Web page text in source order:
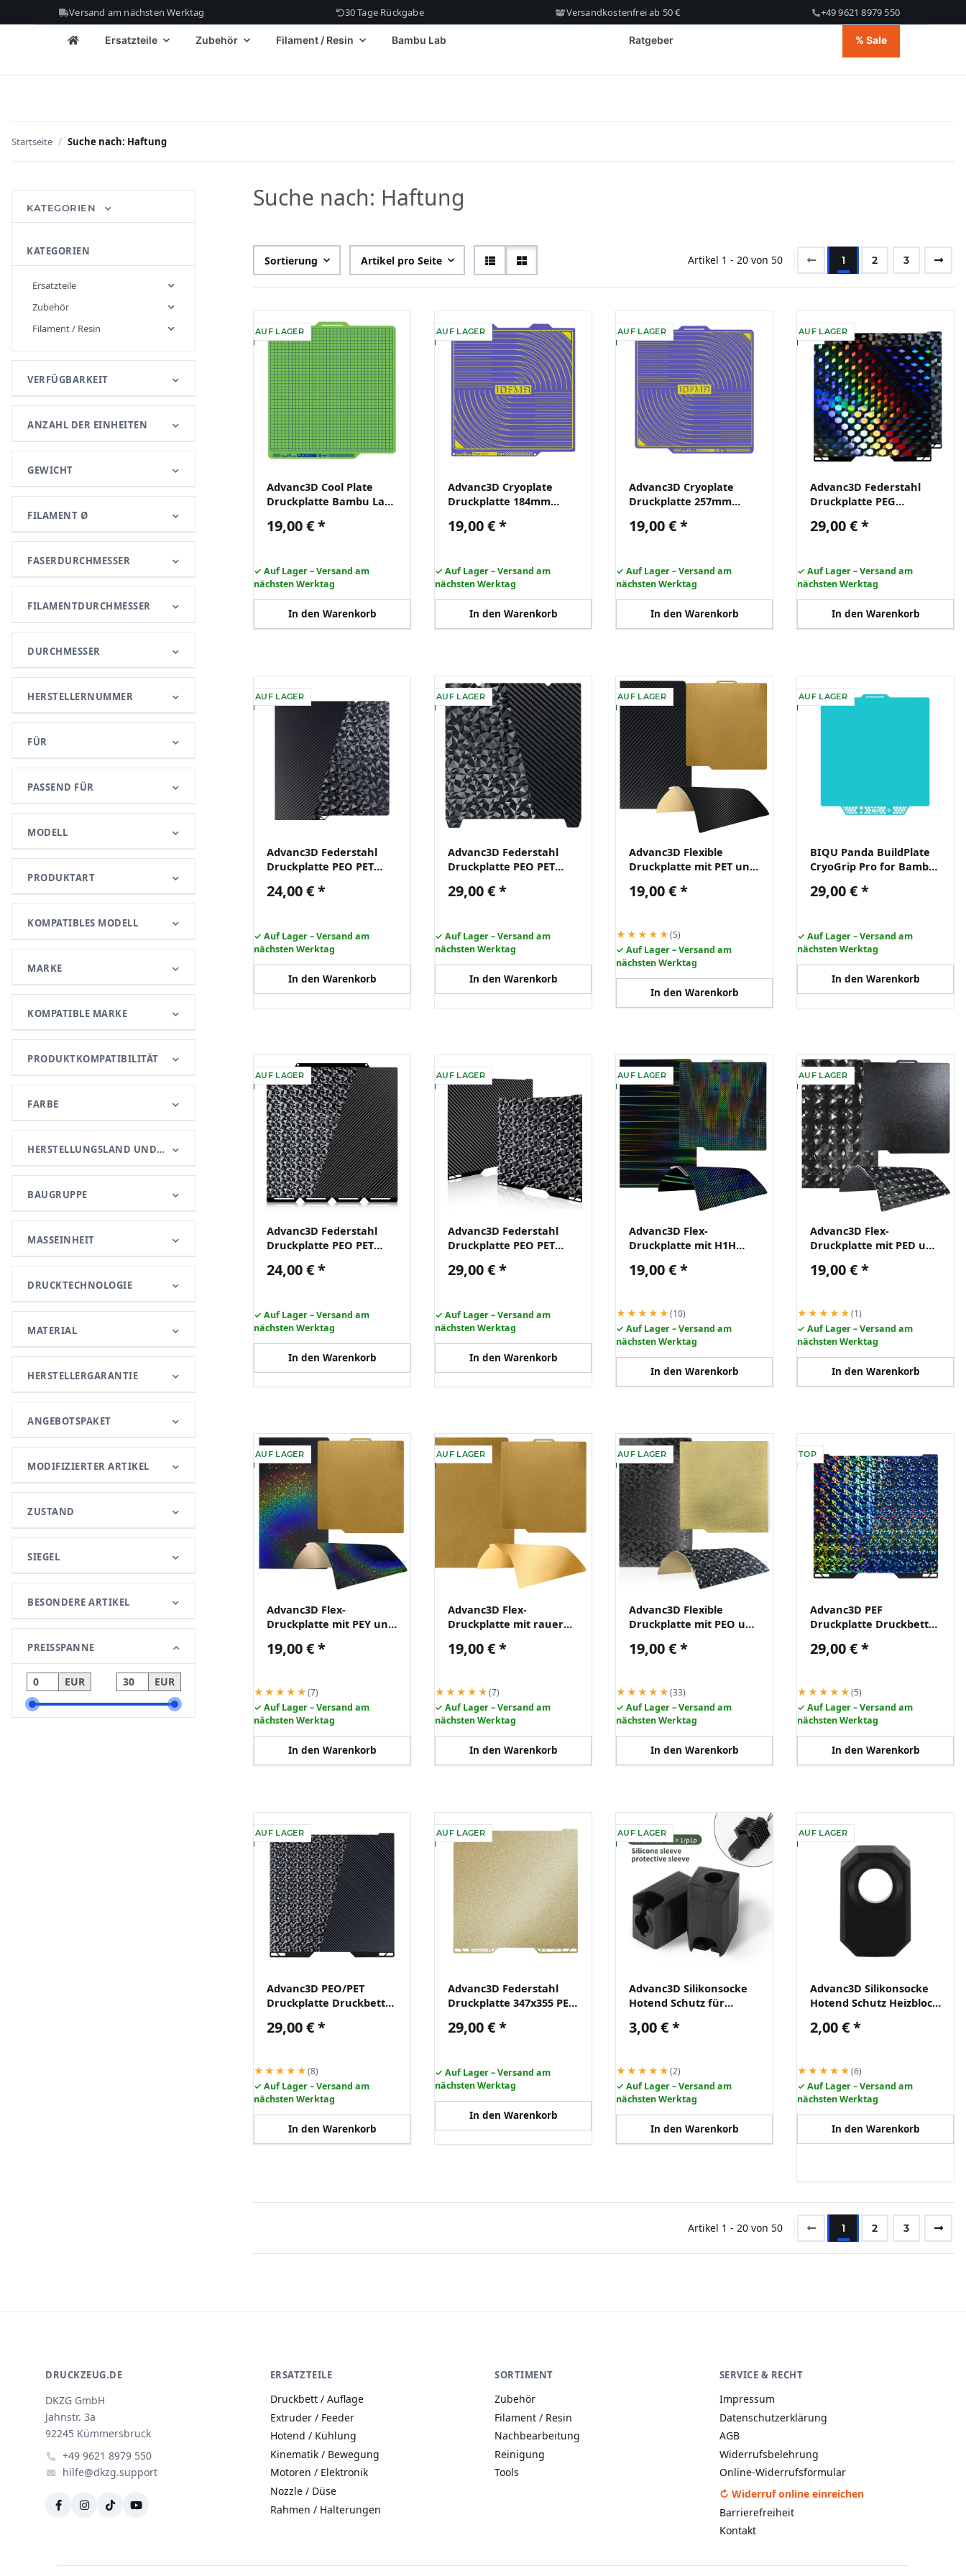
Versand am nächsten Werktag 30 Tage Rückgabe Versandkostenfrei ab 50 € +49 9621 8979 550
Ersatzteile Zubehör Filament / Resin Bambu Lab Ratgeber % Sale
Startseite Suche nach: Haftung
Suche nach: Haftung
Sortierung Artikel pro Seite Artikel 1 - 20 von 50 1 2 3
AUF LAGER
Advanc3D Cool Plate
Druckplatte Bambu Lab
3D Drucker
19,00 €*
✓ Auf Lager – Versand am
nächsten Werktag
In den Warenkorb
AUF LAGER
Advanc3D Cryoplate
Druckplatte 184mm
Drucker Federstahl
19,00 €*
✓ Auf Lager – Versand am
nächsten Werktag
In den Warenkorb
AUF LAGER
Advanc3D Cryoplate
Druckplatte 257mm
Drucker Federstahl
19,00 €*
✓ Auf Lager – Versand am
nächsten Werktag
In den Warenkorb
AUF LAGER
Advanc3D Federstahl
Druckplatte PEG
Bambu Lab H2D 3D
29,00 €*
✓ Auf Lager – Versand am
nächsten Werktag
In den Warenkorb
AUF LAGER
Advanc3D Federstahl
Druckplatte PEO PET
S1 3D Drucker
24,00 €*
✓ Auf Lager – Versand am
nächsten Werktag
In den Warenkorb
AUF LAGER
Advanc3D Federstahl
Druckplatte PEO PET
ohne Magnetbasis
29,00 €*
✓ Auf Lager – Versand am
nächsten Werktag
In den Warenkorb
AUF LAGER
Advanc3D Flexible
Druckplatte mit PET und
Lab X1 X1C P1P
19,00 €*
★★★★★(5)
✓ Auf Lager – Versand am
nächsten Werktag
In den Warenkorb
AUF LAGER
BIQU Panda BuildPlate
CryoGrip Pro for Bambu
29,00 €*
✓ Auf Lager – Versand am
nächsten Werktag
In den Warenkorb
AUF LAGER
Advanc3D Federstahl
Druckplatte PEO PET
U1 3D Drucker
24,00 €*
✓ Auf Lager – Versand am
nächsten Werktag
In den Warenkorb
AUF LAGER
Advanc3D Federstahl
Druckplatte PEO PET
Bambu Lab H2C
29,00 €*
✓ Auf Lager – Versand am
nächsten Werktag
In den Warenkorb
AUF LAGER
Advanc3D Flex-
Druckplatte mit H1H
A1 X1 X1C P1P
19,00 €*
★★★★★(10)
✓ Auf Lager – Versand am
nächsten Werktag
In den Warenkorb
AUF LAGER
Advanc3D Flex-
Druckplatte mit PED und
Lab X1 X1C P1P
19,00 €*
★★★★★(1)
✓ Auf Lager – Versand am
nächsten Werktag
In den Warenkorb
AUF LAGER
Advanc3D Flex-
Druckplatte mit PEY und
Lab X1 X1C P1P
19,00 €*
★★★★★(7)
✓ Auf Lager – Versand am
nächsten Werktag
In den Warenkorb
AUF LAGER
Advanc3D Flex-
Druckplatte mit rauer
Lab A1 X1 X1C P1P P1S
19,00 €*
★★★★★(7)
✓ Auf Lager – Versand am
nächsten Werktag
In den Warenkorb
AUF LAGER
Advanc3D Flexible
Druckplatte mit PEO und
Lab A1 X1 X1C P1P P1S
19,00 €*
★★★★★(33)
✓ Auf Lager – Versand am
nächsten Werktag
In den Warenkorb
TOP
Advanc3D PEF
Druckplatte Druckbett
für Bambu Lab H2D
29,00 €*
★★★★★(5)
✓ Auf Lager – Versand am
nächsten Werktag
In den Warenkorb
AUF LAGER
Advanc3D PEO/PET
Druckplatte Druckbett
(ür Bambu Lab H2D
29,00 €*
★★★★★(8)
✓ Auf Lager – Versand am
nächsten Werktag
In den Warenkorb
AUF LAGER
Advanc3D Federstahl
Druckplatte 347x355 PEI
Drucker
29,00 €*
✓ Auf Lager – Versand am
nächsten Werktag
In den Warenkorb
AUF LAGER
Advanc3D Silikonsocke
Hotend Schutz für
Nachbauten 3D Drucker
3,00 €*
★★★★★(2)
✓ Auf Lager – Versand am
nächsten Werktag
In den Warenkorb
AUF LAGER
Advanc3D Silikonsocke
Hotend Schutz Heizblock
3D Drucker
2,00 €*
★★★★★(6)
✓ Auf Lager – Versand am
nächsten Werktag
In den Warenkorb
Artikel 1 - 20 von 50 1 2 3
KATEGORIEN
KATEGORIEN
Ersatzteile
Zubehör
Filament / Resin
VERFÜGBARKEIT
ANZAHL DER EINHEITEN
GEWICHT
FILAMENT Ø
FASERDURCHMESSER
FILAMENTDURCHMESSER
DURCHMESSER
HERSTELLERNUMMER
FÜR
PASSEND FÜR
MODELL
PRODUKTART
KOMPATIBLES MODELL
MARKE
KOMPATIBLE MARKE
PRODUKTKOMPATIBILITÄT
FARBE
HERSTELLUNGSLAND UND -REGION
BAUGRUPPE
MASSEINHEIT
DRUCKTECHNOLOGIE
MATERIAL
HERSTELLERGARANTIE
ANGEBOTSPAKET
MODIFIZIERTER ARTIKEL
ZUSTAND
SIEGEL
BESONDERE ARTIKEL
PREISSPANNE
EUR EUR
DRUCKZEUG.DE
DKZG GmbH
Jahnstr. 3a
92245 Kümmersbruck
+49 9621 8979 550
hilfe@dkzg.support
ERSATZTEILE
Druckbett / Auflage
Extruder / Feeder
Hotend / Kühlung
Kinematik / Bewegung
Motoren / Elektronik
Nozzle / Düse
Rahmen / Halterungen
SORTIMENT
Zubehör
Filament / Resin
Nachbearbeitung
Reinigung
Tools
SERVICE & RECHT
Impressum
Datenschutzerklärung
AGB
Widerrufsbelehrung
Online-Widerrufsformular
↻ Widerruf online einreichen
Barrierefreiheit
Kontakt
A−